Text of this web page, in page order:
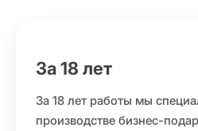
За 18 лет
За 18 лет работы мы
производстве бизнес-